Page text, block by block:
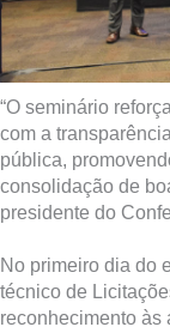
“O seminário
com a
pública,
consolidação de
presidente do
No primeiro dia do
técnico de
reconhecimento às